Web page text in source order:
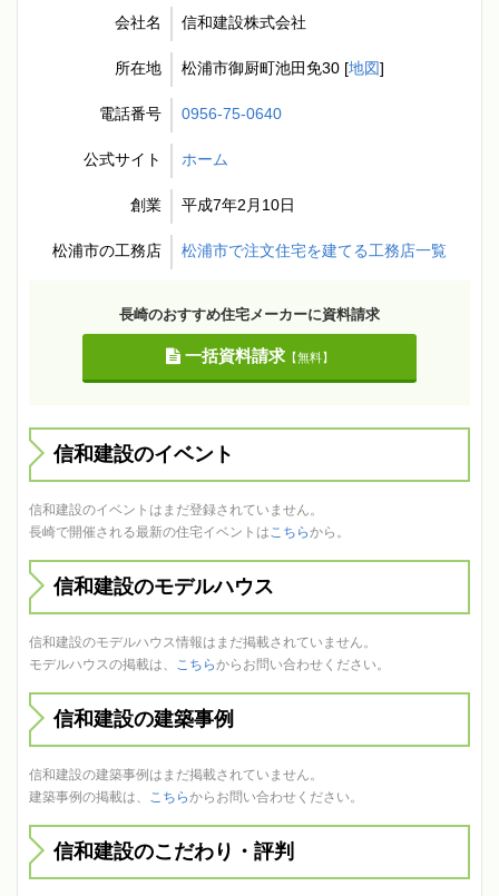
会社名 信和建設株式会社
所在地 松浦市御厨町池田免30 [地図]
電話番号 0956-75-0640
公式サイト ホーム
創業 平成7年2月10日
松浦市の工務店 松浦市で注文住宅を建てる工務店一覧
長崎のおすすめ住宅メーカーに資料請求
一括資料請求【無料】
信和建設のイベント
信和建設のイベントはまだ登録されていません。
長崎で開催される最新の住宅イベントは こちらから。
信和建設のモデルハウス
信和建設のモデルハウス情報はまだ掲載されていません。
モデルハウスの掲載は、
こちらからお問い合わせください。
信和建設の建築事例
信和建設の建築事例はまだ掲載されていません。
建築事例の掲載は、
こちらからお問い合わせください。
信和建設のこだわり・評判